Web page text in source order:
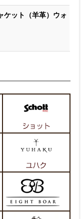
ケット（羊革）ウォ